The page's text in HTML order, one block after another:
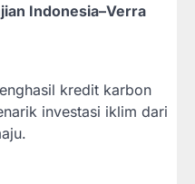
Indonesia–Verra
kredit karbon
investasi iklim dari